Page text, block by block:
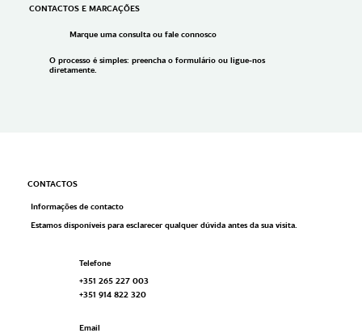
CONTACTOS E MARCAÇÕES
Marque uma consulta ou fale connosco
O processo é simples: preencha o formulário ou ligue-nos
diretamente.
CONTACTOS
Informações de contacto
Estamos disponíveis para esclarecer qualquer dúvida antes da sua visita.
Telefone
+351 265 227 003
+351 914 822 320
Email